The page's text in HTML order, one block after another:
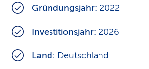
Gründungsjahr: 2022
Investitionsjahr: 2026
Land: Deutschland